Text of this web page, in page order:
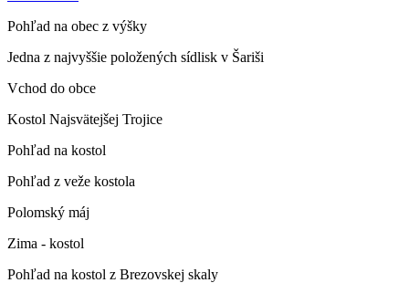
Pohľad na obec z výšky
Jedna z najvyššie položených sídlisk v Šariši
Vchod do obce
Kostol Najsvätejšej Trojice
Pohľad na kostol
Pohľad z veže kostola
Polomský máj
Zima - kostol
Pohľad na kostol z Brezovskej skaly